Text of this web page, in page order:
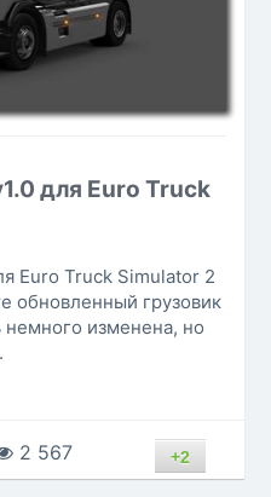
для Euro Truck
Euro Truck Simulator 2
обновленный грузовик
изменена, но
2 567 +2